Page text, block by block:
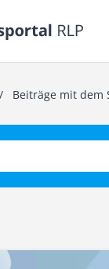
/ Beiträge mit dem